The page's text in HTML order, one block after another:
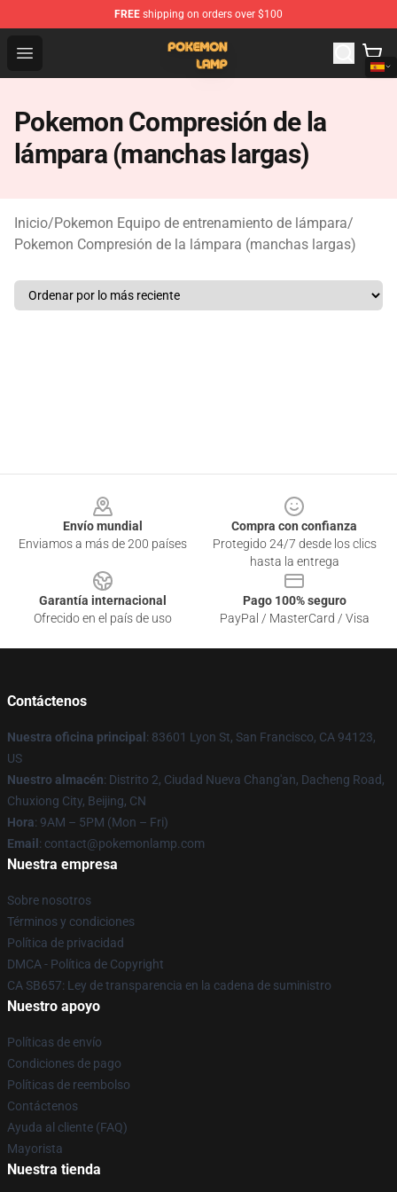
FREE shipping on orders over $100
Open menu
Pokemon Lamp Shop - The Best Store of Pokemon
Pokemon Compresión de la
lámpara (manchas largas)
Inicio/Pokemon Equipo de entrenamiento de lámpara/
Pokemon Compresión de la lámpara (manchas largas)
Envío mundial
Enviamos a más de 200 países
Compra con confianza
Protegido 24/7 desde los clics
hasta la entrega
Garantía internacional
Ofrecido en el país de uso
Pago 100% seguro
PayPal / MasterCard / Visa
Contáctenos
Nuestra oficina principal : 83601 Lyon St, San Francisco, CA 94123,
US
Nuestro almacén: Distrito 2, Ciudad Nueva Chang'an, Dacheng Road,
Chuxiong City, Beijing, CN
Hora: 9AM – 5PM (Mon – Fri)
Email : contact@pokemonlamp.com
Nuestra empresa
Sobre nosotros
Términos y condiciones
Política de privacidad
DMCA - Política de Copyright
CA SB657: Ley de transparencia en la cadena de suministro
Nuestro apoyo
Políticas de envío
Condiciones de pago
Políticas de reembolso
Contáctenos
Ayuda al cliente (FAQ)
Mayorista
Nuestra tienda